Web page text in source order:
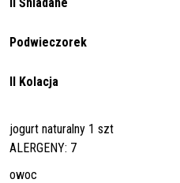
Podwieczorek
II Kolacja
jogurt naturalny 1 szt
ALERGENY: 7
owoc